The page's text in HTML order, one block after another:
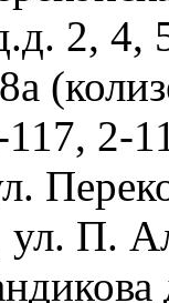
2, 4,
2-
ул. П.